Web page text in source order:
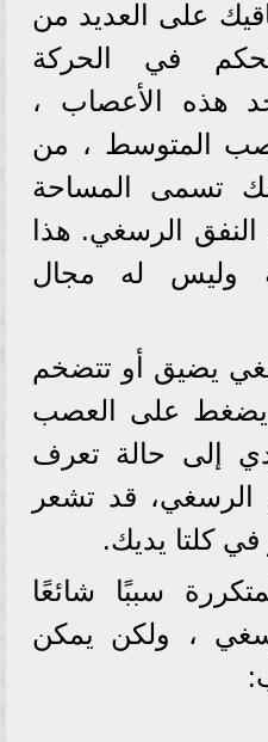
على العديد من
في الحركة
هذه الأعصاب ،
المتوسط ​​، من
تسمى المساحة
النفق الرسغي. هذا
وليس له مجال
يضيق أو تتضخم
يضغط على العصب
إلى حالة تعرف
الرسغي، قد تشعر
في كلتا يديك.
سببًا شائعًا
، ولكن يمكن